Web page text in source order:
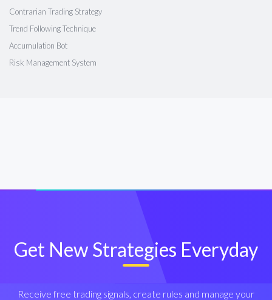
Contrarian Trading Strategy
Trend Following Technique
Accumulation Bot
Risk Management System
Get New Strategies Everyday
Receive free trading signals, create rules and manage your